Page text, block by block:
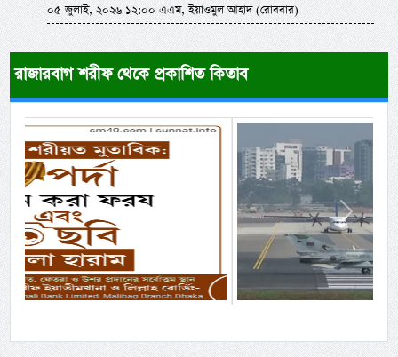
০৫ জুলাই, ২০২৬ ১২:০০ এএম, ইয়াওমুল আহাদ (রোববার)
রাজারবাগ শরীফ থেকে প্রকাশিত কিতাব
Previous Next